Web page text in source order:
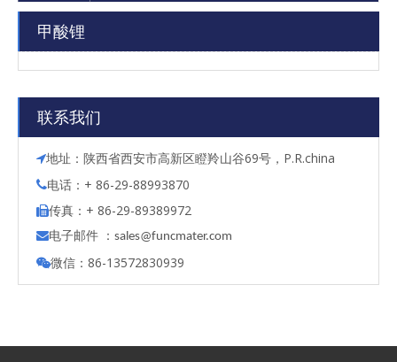
甲酸锂
联系我们
地址：陕西省西安市高新区瞪羚山谷69号，P.R.china
电话：+ 86-29-88993870
传真：+ 86-29-89389972
电子邮件 ： sales@funcmater.com
微信：86-13572830939